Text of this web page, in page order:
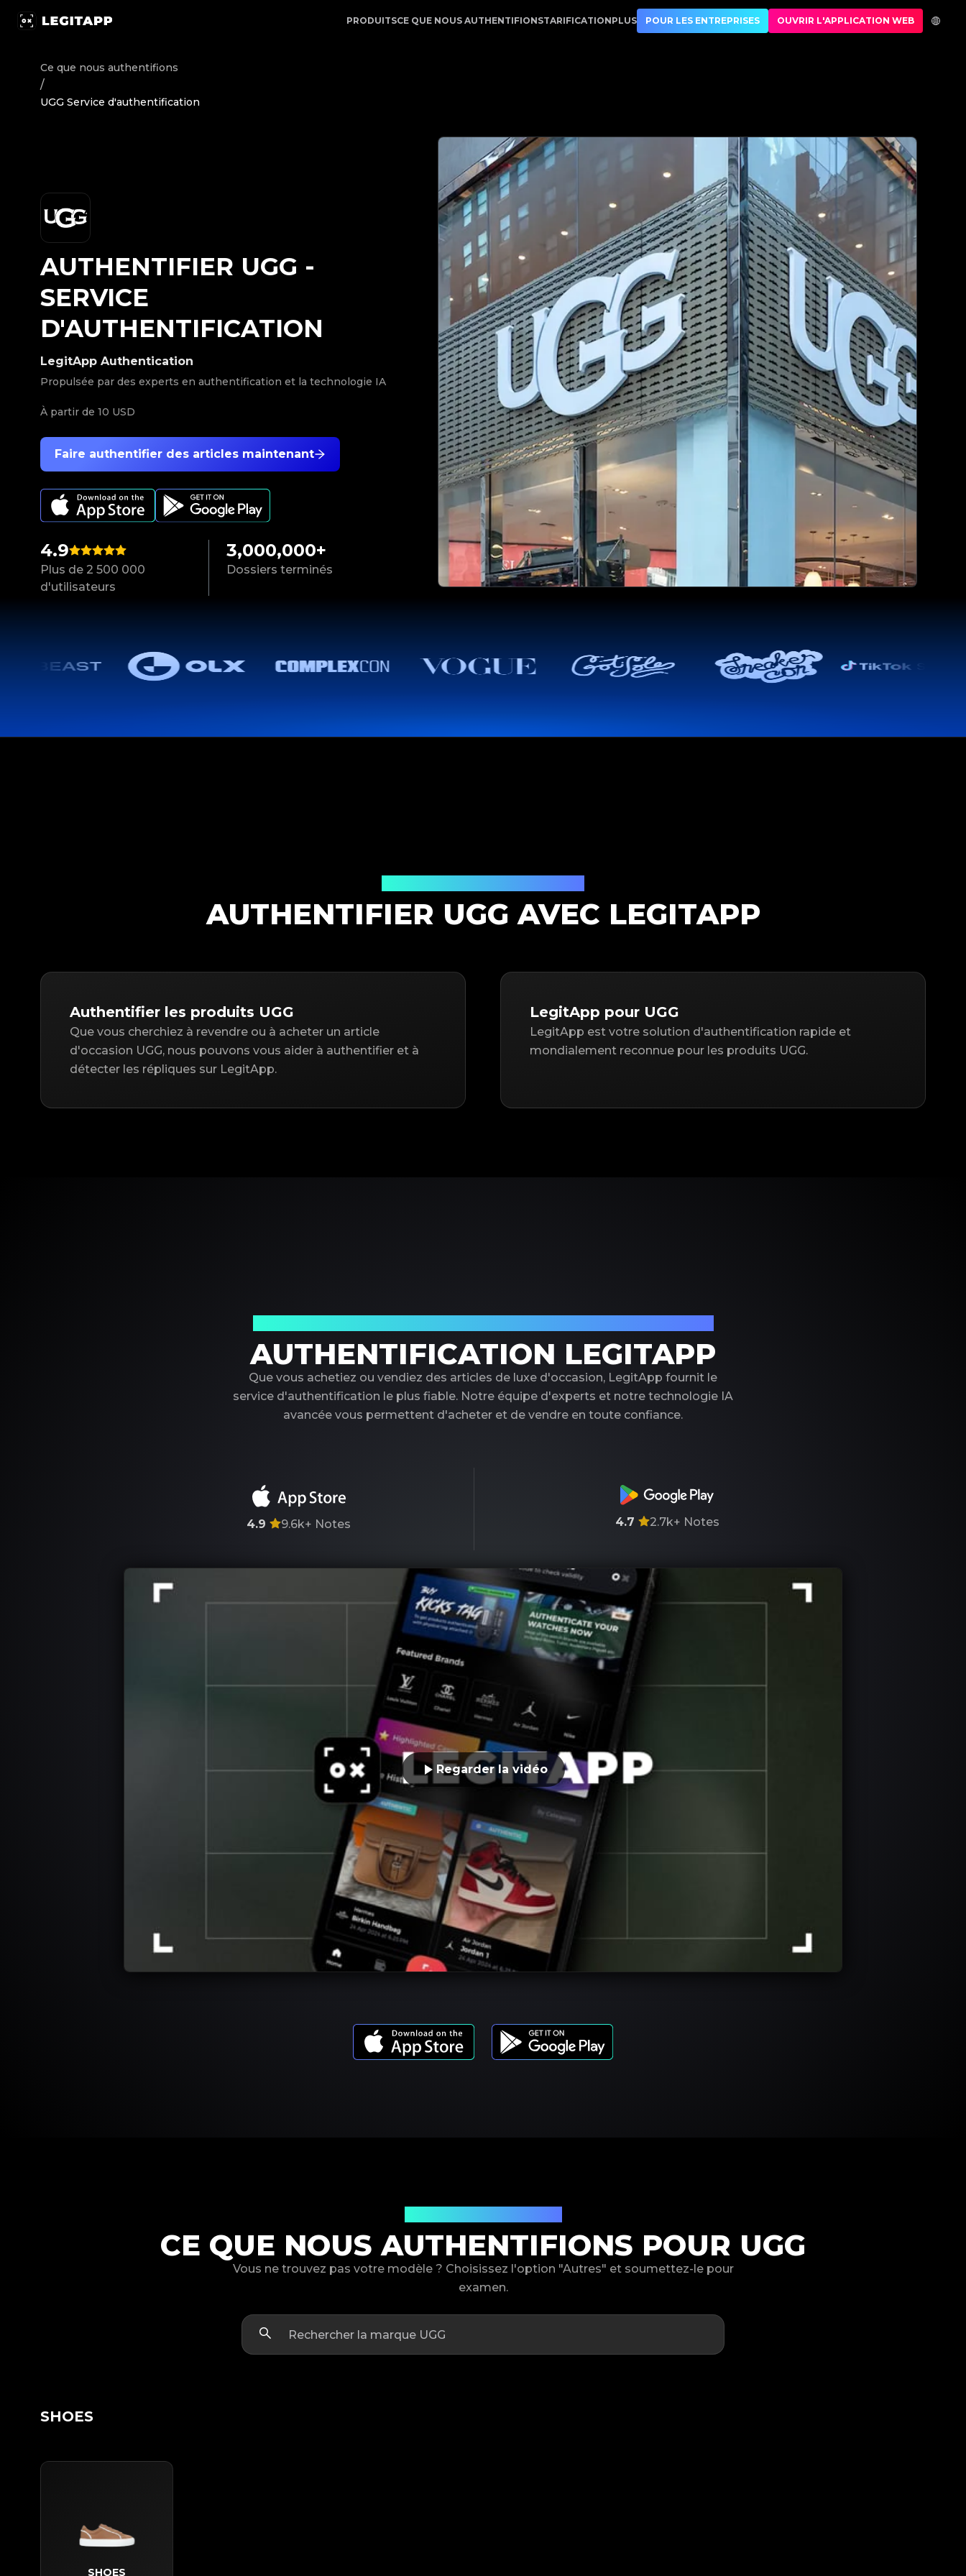
Authentifier UGG - Service d'authentification | LegitApp | Votre partenaire de confiance pour l'authentification de luxe | No.1 Best Authentication
PRODUITSCE QUE NOUS AUTHENTIFIONSTARIFICATIONPLUS POUR LES ENTREPRISES OUVRIR L'APPLICATION WEB
Ce que nous authentifions
/
UGG Service d'authentification
4.9
Plus de 2 500 000
d'utilisateurs
3,000,000+
Dossiers terminés
Faire authentifier des articles maintenant
LegitApp Authentication
Propulsée par des experts en authentification et la technologie IA
À partir de 10 USD
AUTHENTIFIER UGG -
SERVICE
D'AUTHENTIFICATION
AUTHENTIFIER UGG AVEC LEGITAPP
Authentifier les produits UGG
Que vous cherchiez à revendre ou à acheter un article
d'occasion UGG, nous pouvons vous aider à authentifier et à
détecter les répliques sur LegitApp.
LegitApp pour UGG
LegitApp est votre solution d'authentification rapide et
mondialement reconnue pour les produits UGG.
AUTHENTIFICATION LEGITAPP
Que vous achetiez ou vendiez des articles de luxe d'occasion, LegitApp fournit le
service d'authentification le plus fiable. Notre équipe d'experts et notre technologie IA
avancée vous permettent d'acheter et de vendre en toute confiance.
4.9 9.6k+ Notes 4.7 2.7k+ Notes
Regarder la vidéo
CE QUE NOUS AUTHENTIFIONS POUR UGG
Vous ne trouvez pas votre modèle ? Choisissez l'option "Autres" et soumettez-le pour
examen.
SHOES
SHOES